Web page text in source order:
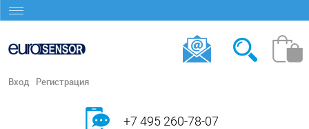
Вход Регистрация
+7 495 260-78-07